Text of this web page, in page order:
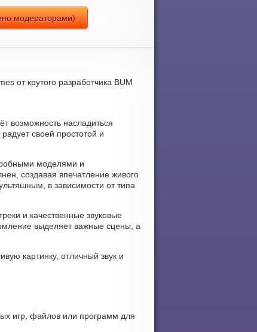
модераторами)
от крутого разработчика BUM
возможность насладиться
своей простотой и
моделями и
создавая впечатление живого
в зависимости от типа
и качественные звуковые
выделяет важные сцены, а
картинку, отличный звук и
игр, файлов или программ для